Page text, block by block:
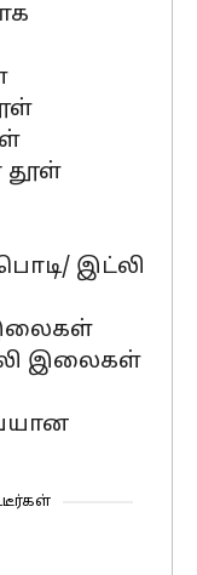
தூள்
இட்லி
இலைகள்